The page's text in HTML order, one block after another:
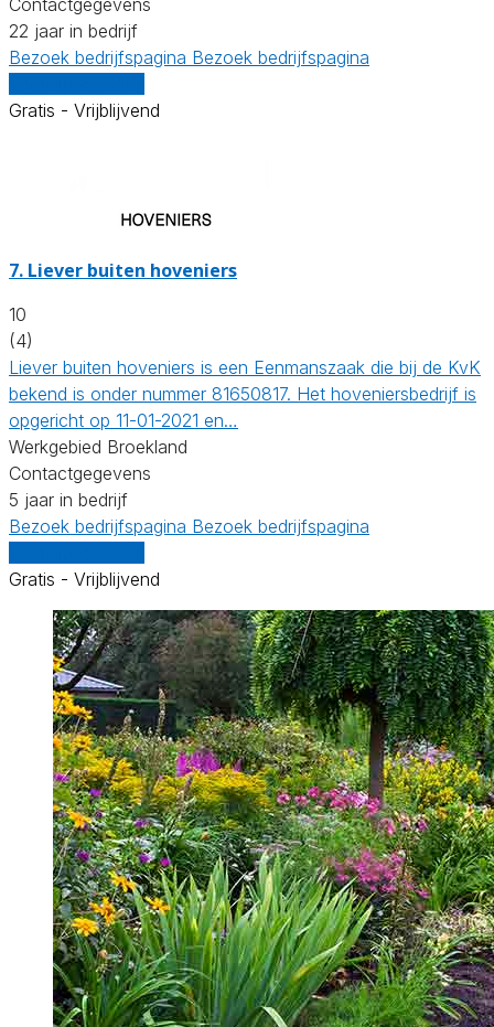
22 jaar in bedrijf
Bezoek bedrijfspagina Bezoek bedrijfspagina
Gratis - Vrijblijvend
7. Liever buiten hoveniers
10
(4)
Liever buiten hoveniers is een Eenmanszaak die bij de KvK
bekend is onder nummer 81650817. Het hoveniersbedrijf is
opgericht op 11-01-2021 en…
Werkgebied Broekland
Contactgegevens
5 jaar in bedrijf
Bezoek bedrijfspagina Bezoek bedrijfspagina
Gratis - Vrijblijvend